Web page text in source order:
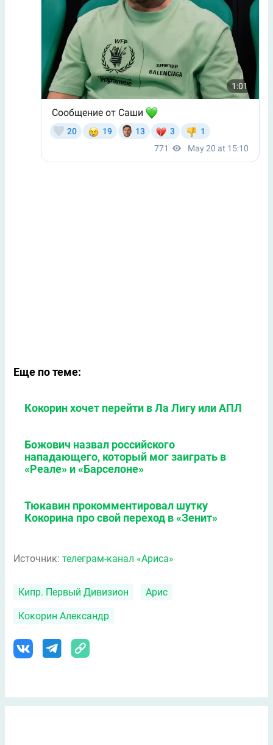
Еще по теме:
Кокорин хочет перейти в Ла Лигу или АПЛ
Божович назвал российского
нападающего, который мог заиграть в
«Реале» и «Барселоне»
Тюкавин прокомментировал шутку
Кокорина про свой переход в «Зенит»
Источник: телеграм-канал «Ариса»
Кипр. Первый Дивизион Арис
Кокорин Александр